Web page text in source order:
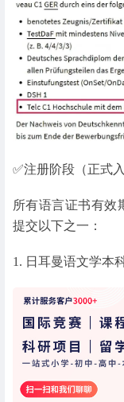
✅注册阶段（正式
所有语言证书有效
提交以下之一：
1. 日耳曼语文学本